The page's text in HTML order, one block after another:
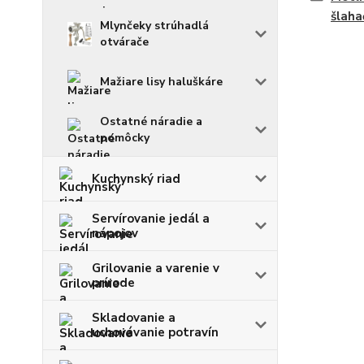
Mlynčeky strúhadlá
otvárače
Mažiare lisy haluškáre
Ostatné náradie a
pomôcky
Kuchynský riad
Servírovanie jedál a
nápojov
Grilovanie a varenie v
prírode
Skladovanie a
uchovávanie potravín